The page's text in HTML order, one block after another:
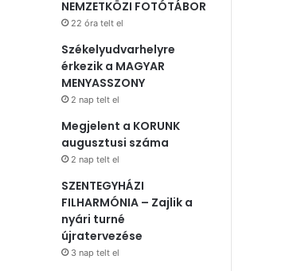
NEMZETKÖZI FOTÓTÁBOR
22 óra telt el
Székelyudvarhelyre
érkezik a MAGYAR
MENYASSZONY
2 nap telt el
Megjelent a KORUNK
augusztusi száma
2 nap telt el
SZENTEGYHÁZI
FILHARMÓNIA – Zajlik a
nyári turné
újratervezése
3 nap telt el